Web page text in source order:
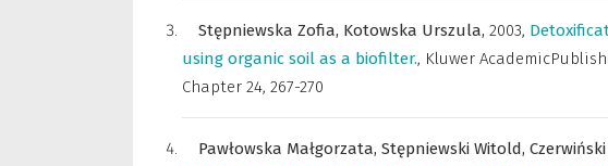
Stępniewska Zofia, Kotowska Urszula, 2003,
using organic soil as a biofilter., Kluwer
Chapter 24, 267-270
Pawłowska Małgorzata, Stępniewski Witold, Czerwiński